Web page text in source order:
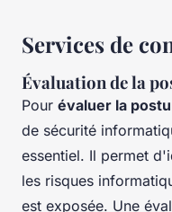
Services de
Évaluation de la
Pour évaluer la
de sécurité
essentiel. Il permet
les risques
est exposée. Une